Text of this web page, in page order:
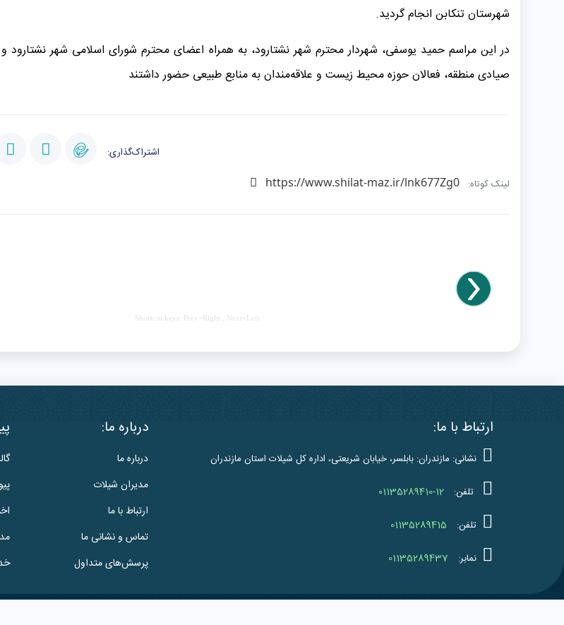
شهرستان تنکابن انجام گردید.
در این مراسم حمید یوسفی، شهردار محترم شهر نشتارود، به همراه اعضای محترم شورای اسلامی شهر
صیادی منطقه، فعالان حوزه محیط زیست و علاقه‌مندان به منابع طبیعی حضور داشتند
اشتراک‌گذاری:
لینک کوتاه: https://www.shilat-maz.ir/lnk677Zg0
Shortcut keys: Prev=Right , Next=Left
ارتباط با ما:
نشانی: مازندران: بابلسر، خیابان شریعتی، اداره کل شیلات استان مازندران
تلفن: 01135289410-12
تلفن: 01135289415
نمابر: 01135289437
درباره ما:
درباره ما
مدیران شیلات
ارتباط با ما
تماس و نشانی ما
پرسش‌های متداول